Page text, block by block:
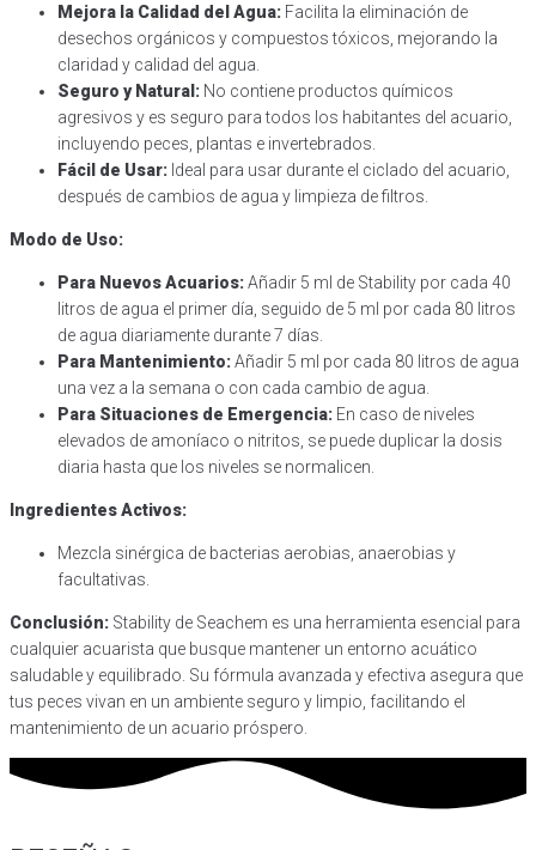
Mejora la Calidad del Agua: Facilita la eliminación de
desechos orgánicos y compuestos tóxicos, mejorando la
claridad y calidad del agua.
Seguro y Natural: No contiene productos químicos
agresivos y es seguro para todos los habitantes del acuario,
incluyendo peces, plantas e invertebrados.
Fácil de Usar: Ideal para usar durante el ciclado del acuario,
después de cambios de agua y limpieza de filtros.
Modo de Uso:
Para Nuevos Acuarios:Añadir 5 ml de Stability por cada 40
litros de agua el primer día, seguido de 5 ml por cada 80 litros
de agua diariamente durante 7 días.
Para Mantenimiento:Añadir 5 ml por cada 80 litros de agua
una vez a la semana o con cada cambio de agua.
Para Situaciones de Emergencia: En caso de niveles
elevados de amoníaco o nitritos, se puede duplicar la dosis
diaria hasta que los niveles se normalicen.
Ingredientes Activos:
Mezcla sinérgica de bacterias aerobias, anaerobias y
facultativas.
Conclusión: Stability de Seachem es una herramienta esencial para
cualquier acuarista que busque mantener un entorno acuático
saludable y equilibrado. Su fórmula avanzada y efectiva asegura que
tus peces vivan en un ambiente seguro y limpio, facilitando el
mantenimiento de un acuario próspero.